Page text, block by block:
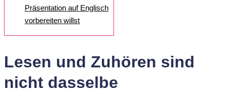
Präsentation auf Englisch
vorbereiten willst
Lesen und Zuhören sind
nicht dasselbe